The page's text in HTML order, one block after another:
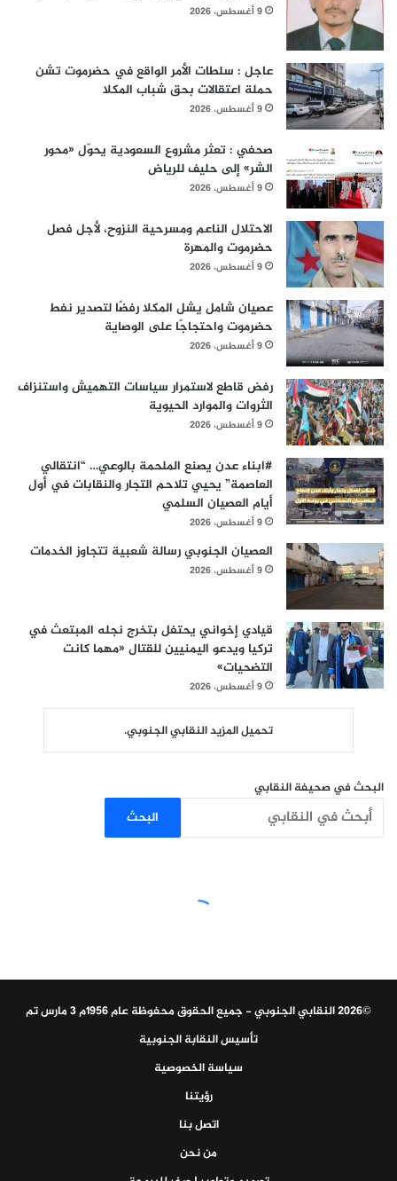
9 أغسطس، 2026
عاجل : سلطات الأمر الواقع في حضرموت تشن
حملة اعتقالات بحق شباب المكلا
9 أغسطس، 2026
صحفي : تعثر مشروع السعودية يحوّل «محور
الشر» إلى حليف للرياض
9 أغسطس، 2026
الاحتلال الناعم ومسرحية النزوح، لأجل فصل
حضرموت والمهرة
9 أغسطس، 2026
عصيان شامل يشل المكلا رفضًا لتصدير نفط
حضرموت واحتجاجًا على الوصاية
9 أغسطس، 2026
رفض قاطع لاستمرار سياسات التهميش واستنزاف
الثروات والموارد الحيوية
9 أغسطس، 2026
#ابناء عدن يصنع الملحمة بالوعي… “انتقالي
العاصمة” يحيي تلاحم التجار والنقابات في أول
أيام العصيان السلمي
9 أغسطس، 2026
العصيان الجنوبي رسالة شعبية تتجاوز الخدمات
9 أغسطس، 2026
قيادي إخواني يحتفل بتخرج نجله المبتعث في
تركيا ويدعو اليمنيين للقتال «مهما كانت
التضحيات»
9 أغسطس، 2026
تحميل المزيد النقابي الجنوبي.
البحث في صحيفة النقابي
البحث
©2026 النقابي الجنوبي - جميع الحقوق محفوظة عام 1956م 3 مارس تم
تأسيس النقابة الجنوبية
سياسة الخصوصية
رؤيتنا
اتصل بنا
من نحن